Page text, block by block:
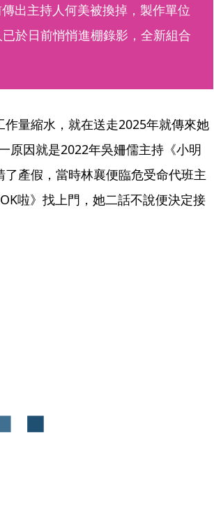
出主持人何美被換掉，製作單位
於日前悄悄進棚錄影，全新組合
量縮水，就在送走2025年就傳來她
原因就是2022年吳姍儒主持《小明
產假，當時林襄便臨危受命代班主
啦》找上門，她二話不說便決定接